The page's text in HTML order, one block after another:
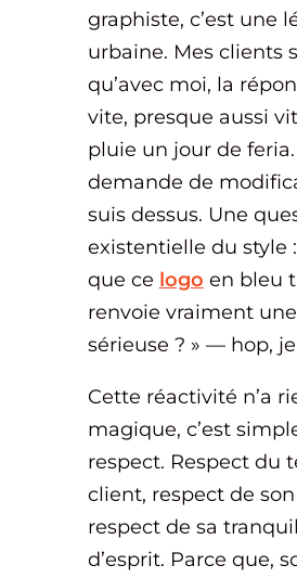
graphiste, c’est une
urbaine. Mes clients
qu’avec moi, la
vite, presque aussi
pluie un jour de
demande de
suis dessus. Une
existentielle du style
que ce logo en bleu
renvoie vraiment
sérieuse ? » — hop,
Cette réactivité n’a
magique, c’est
respect. Respect du
client, respect de
respect de sa
d’esprit. Parce que,